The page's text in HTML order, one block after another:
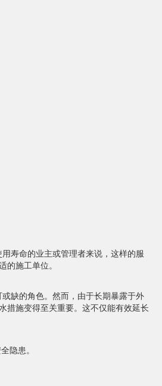
寿命的业主或管理者来说，这样的服
施工单位。
缺的角色。然而，由于长期暴露于外
措施变得至关重要。这不仅能有效延长
隐患。